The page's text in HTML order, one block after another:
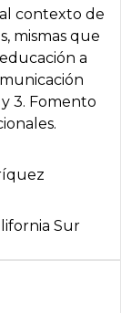
contexto de
mismas que
a
3. Fomento
Sur